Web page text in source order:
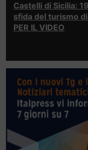
Castelli di Sicilia:
sfida del turismo
PER IL VIDEO